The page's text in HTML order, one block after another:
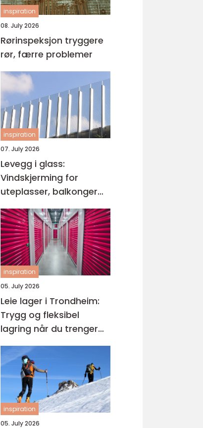
inspiration
08. July 2026
Rørinspeksjon tryggere
rør, færre problemer
inspiration
07. July 2026
Levegg i glass:
Vindskjerming for
uteplasser, balkonger
og hager
inspiration
05. July 2026
Leie lager i Trondheim:
Trygg og fleksibel
lagring når du trenger
det
inspiration
05. July 2026